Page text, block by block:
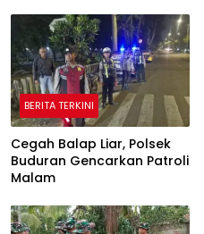
BERITA TERKINI
Cegah Balap Liar, Polsek
Buduran Gencarkan Patroli
Malam